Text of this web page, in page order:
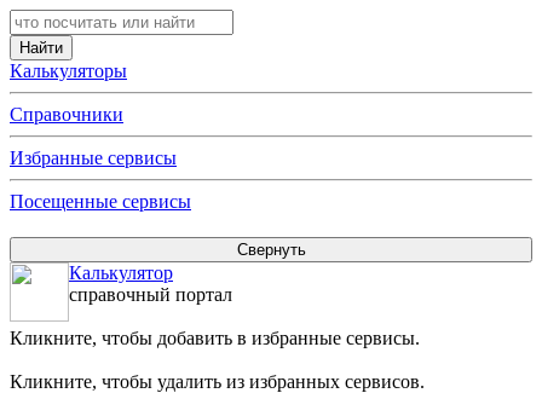
Калькуляторы
Справочники
Избранные сервисы
Посещенные сервисы
Калькулятор
справочный портал
Кликните, чтобы добавить в избранные сервисы.
Кликните, чтобы удалить из избранных сервисов.